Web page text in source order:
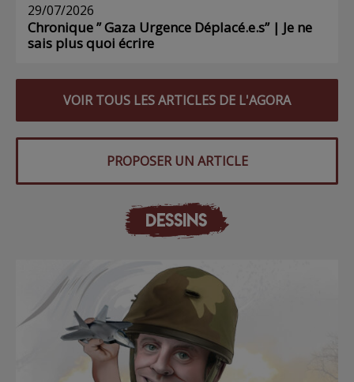
29/07/2026
Chronique ” Gaza Urgence Déplacé.e.s” | Je ne
sais plus quoi écrire
VOIR TOUS LES ARTICLES DE L'AGORA
PROPOSER UN ARTICLE
DESSINS